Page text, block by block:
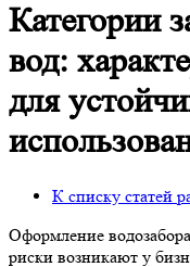
Категории
вод:
для
К списку статей
Оформление
риски возникают у